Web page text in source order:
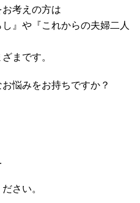
考えの方は
』や『これからの夫婦二人
まです。
悩みをお持ちですか？
さい。